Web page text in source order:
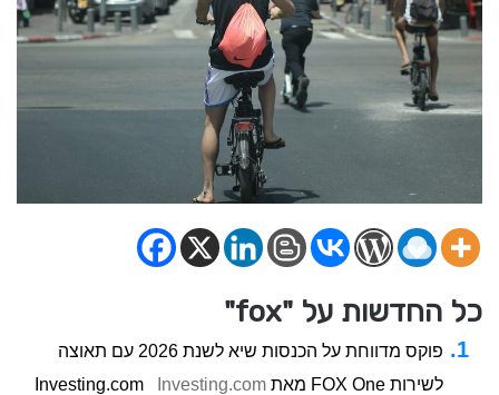
כל החדשות על "fox"
פוקס מדווחת על הכנסות שיא לשנת 2026 עם תאוצה
לשירות FOX One מאת Investing.com
Investing.com